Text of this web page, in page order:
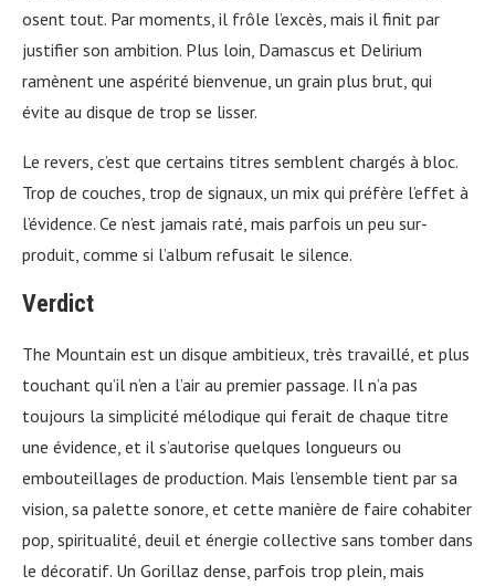
osent tout. Par moments, il frôle l’excès, mais il finit par
justifier son ambition. Plus loin, Damascus et Delirium
ramènent une aspérité bienvenue, un grain plus brut, qui
évite au disque de trop se lisser.
Le revers, c’est que certains titres semblent chargés à bloc.
Trop de couches, trop de signaux, un mix qui préfère l’effet à
l’évidence. Ce n’est jamais raté, mais parfois un peu sur-
produit, comme si l’album refusait le silence.
Verdict
The Mountain est un disque ambitieux, très travaillé, et plus
touchant qu’il n’en a l’air au premier passage. Il n’a pas
toujours la simplicité mélodique qui ferait de chaque titre
une évidence, et il s’autorise quelques longueurs ou
embouteillages de production. Mais l’ensemble tient par sa
vision, sa palette sonore, et cette manière de faire cohabiter
pop, spiritualité, deuil et énergie collective sans tomber dans
le décoratif. Un Gorillaz dense, parfois trop plein, mais